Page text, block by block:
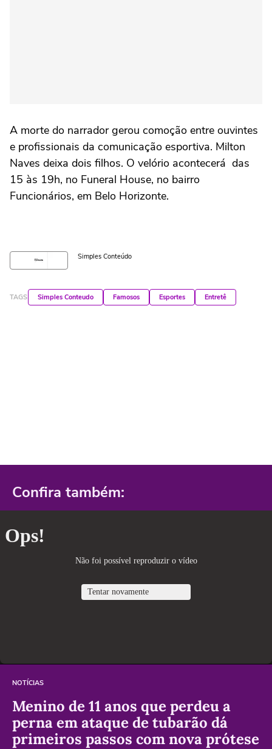
A morte do narrador gerou comoção entre ouvintes
e profissionais da comunicação esportiva. Milton
Naves deixa dois filhos. O velório acontecerá das
15 às 19h, no Funeral House, no bairro
Funcionários, em Belo Horizonte.
Simples Conteúdo
TAGS Simples Conteudo Famosos Esportes Entretê
Confira também:
NOTÍCIAS
Menino de 11 anos que perdeu a
perna em ataque de tubarão dá
primeiros passos com nova prótese